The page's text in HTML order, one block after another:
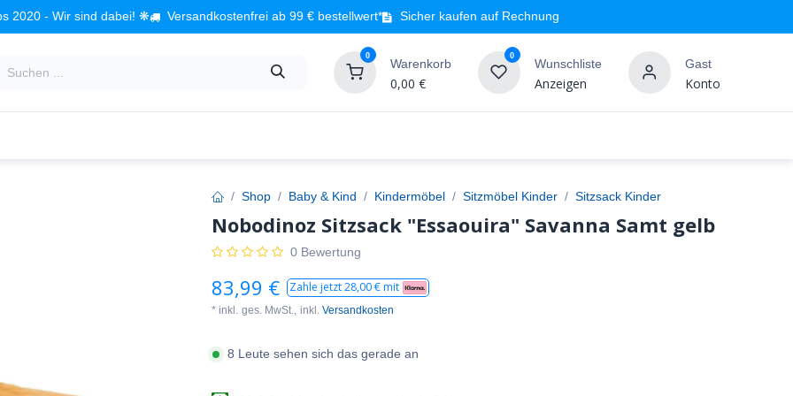
2020 - Wir sind dabei! ❋ Versandkostenfrei ab 99 € bestellwert* Sicher kaufen auf Rechnung
0
Warenkorb
0,00 €
0
Wunschliste
Anzeigen
Gast
Konto
Shop Baby & Kind Kindermöbel Sitzmöbel Kinder Sitzsack Kinder
Nobodinoz Sitzsack "Essaouira" Savanna Samt gelb
0 Bewertung
83,99 € Zahle jetzt28,00€ mit
* inkl. ges. MwSt., inkl. Versandkosten
8 Leute sehen sich das gerade an